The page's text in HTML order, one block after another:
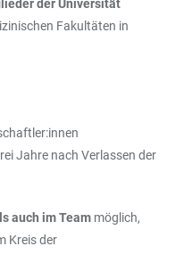
der Universität
Fakultäten in
Jahre nach Verlassen der
auch im Team möglich,
Kreis der